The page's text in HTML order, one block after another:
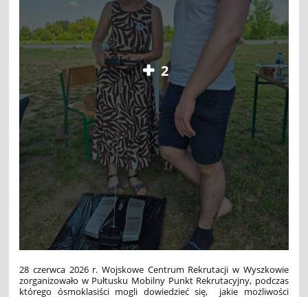
2
28 czerwca 2026 r. Wojskowe Centrum Rekrutacji w Wyszkowie
zorganizowało w Pułtusku Mobilny Punkt Rekrutacyjny, podczas
którego ósmoklasiści mogli dowiedzieć się, jakie możliwości